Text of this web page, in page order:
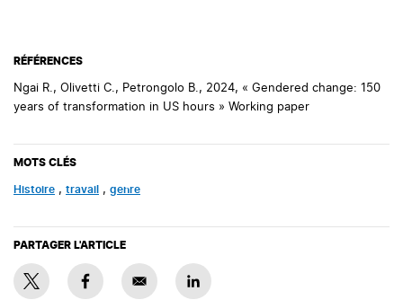
RÉFÉRENCES
Ngai R., Olivetti C., Petrongolo B., 2024, « Gendered change: 150
years of transformation in US hours » Working paper
MOTS CLÉS
histoire , travail , genre
PARTAGER L'ARTICLE